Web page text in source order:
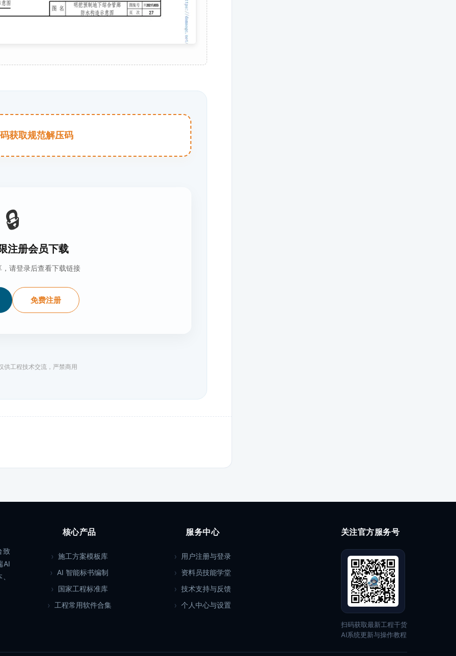
获取规范解压码
🔒
注册会员下载
请登录后查看下载链接
免费注册
供工程技术交流，严禁商用
致
AI
核心产品
施工方案模板库
AI 智能标书编制
国家工程标准库
工程常用软件合集
服务中心
用户注册与登录
资料员技能学堂
技术支持与反馈
个人中心与设置
关注官方服务号
扫码获取最新工程干货
AI系统更新与操作教程